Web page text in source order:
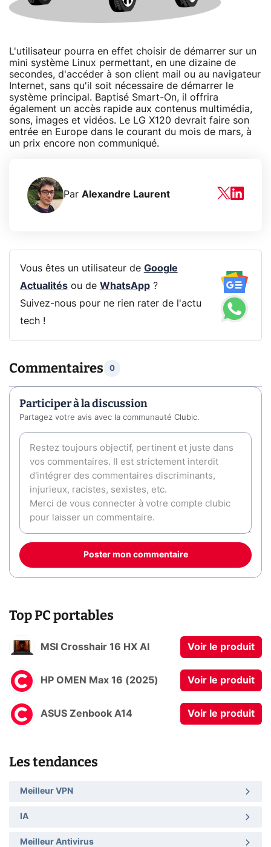
L'utilisateur pourra en effet choisir de démarrer sur un
mini système Linux permettant, en une dizaine de
secondes, d'accéder à son client mail ou au navigateur
Internet, sans qu'il soit nécessaire de démarrer le
système principal. Baptisé Smart-On, il offrira
également un accès rapide aux contenus multimédia,
sons, images et vidéos. Le LG X120 devrait faire son
entrée en Europe dans le courant du mois de mars, à
un prix encore non communiqué.
Par Alexandre Laurent
Vous êtes un utilisateur de Google
Actualitésou de WhatsApp?
Suivez-nous pour ne rien rater de l'actu
tech !
Commentaires 0
Participer à la discussion
Partagez votre avis avec la communauté Clubic.
Poster mon commentaire
Top PC portables
MSI Crosshair 16 HX AI Voir le produit
HP OMEN Max 16 (2025) Voir le produit
ASUS Zenbook A14 Voir le produit
Les tendances
Meilleur VPN
IA
Meilleur Antivirus